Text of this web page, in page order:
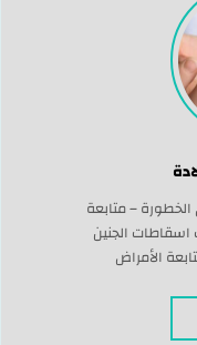
– متابعة
اسقاطات الجنين
الأمراض
والاورام
اللقاح الخاص